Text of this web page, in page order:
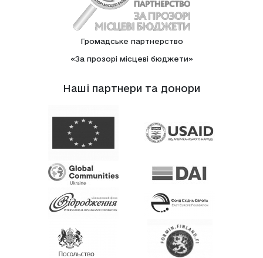
Громадське партнерство
«За прозорі місцеві бюджети»
Нашi партнери та донори